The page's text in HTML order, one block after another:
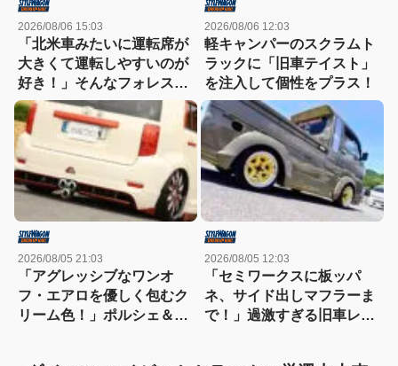
2026/08/06 15:03
「北米車みたいに運転席が
大きくて運転しやすいのが
好き！」そんなフォレスタ
ーを2代乗り継ぎ中!!
2026/08/06 12:03
軽キャンパーのスクラムト
ラックに「旧車テイスト」
を注入して個性をプラス！
2026/08/05 21:03
「アグレッシブなワンオ
フ・エアロを優しく包むク
リーム色！」ポルシェ＆ダ
2026/08/05 12:03
「セミワークスに板ッパ
ネ、サイド出しマフラーま
で！」過激すぎる旧車レー